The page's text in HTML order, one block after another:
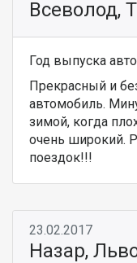
Всеволод,
Год выпуска
Прекрасный и
автомобиль.
зимой, когда
очень широкий.
поездок!!!
23.02.2017
Назар,